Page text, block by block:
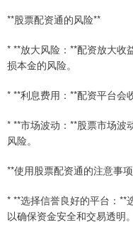
**股票配资通的风险**
* **放大风险：**配资放大收
损本金的风险。
* **利息费用：**配资平台会
* **市场波动：**股票市场波
风险。
**使用股票配资通的注意事
* **选择信誉良好的平台：**
以确保资金安全和交易透明。